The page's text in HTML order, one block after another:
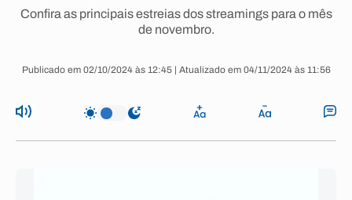
Confira as principais estreias dos streamings para o mês
de novembro.
Publicado em 02/10/2024 às 12:45 | Atualizado em 04/11/2024 às 11:56